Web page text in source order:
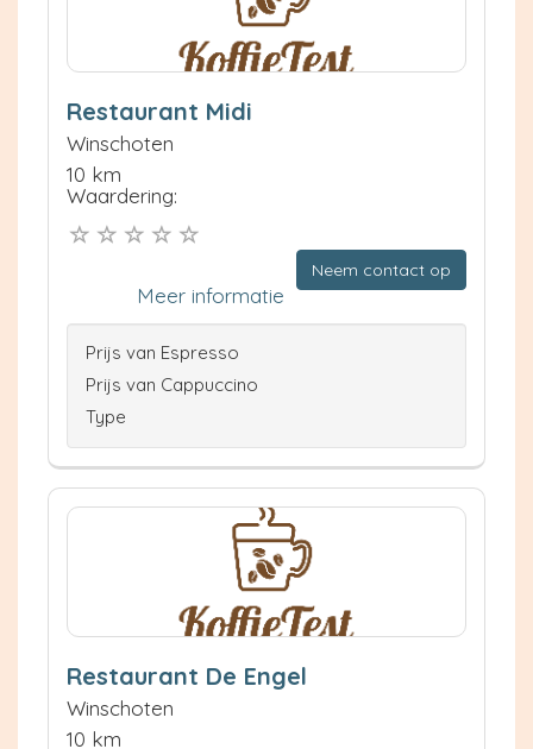
Restaurant Midi
Winschoten
10 km
Waardering:
Neem contact op
Meer informatie
Prijs van Espresso
Prijs van Cappuccino
Type
Restaurant De Engel
Winschoten
10 km